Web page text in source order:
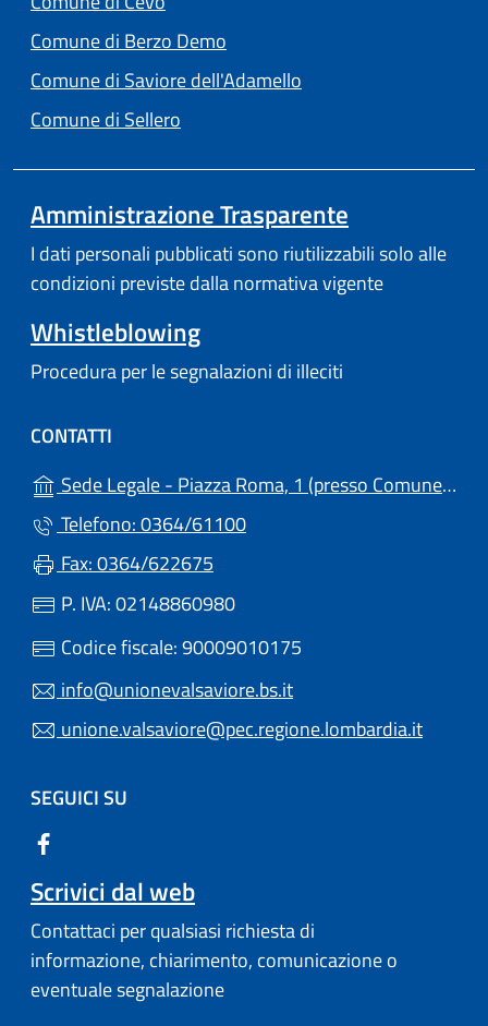
Comune di Berzo Demo
Comune di Saviore dell'Adamello
Comune di Sellero
Amministrazione Trasparente
I dati personali pubblicati sono riutilizzabili solo alle
condizioni previste dalla normativa vigente
Whistleblowing
Procedura per le segnalazioni di illeciti
CONTATTI
Sede Legale - Piazza Roma, 1 (presso Comune) - 25051 - Cedegolo (BS)
Telefono: 0364/61100
Fax: 0364/622675
P. IVA: 02148860980
Codice fiscale: 90009010175
info@unionevalsaviore.bs.it
unione.valsaviore@pec.regione.lombardia.it
SEGUICI SU
Scrivici dal web
Contattaci per qualsiasi richiesta di
informazione, chiarimento, comunicazione o
eventuale segnalazione